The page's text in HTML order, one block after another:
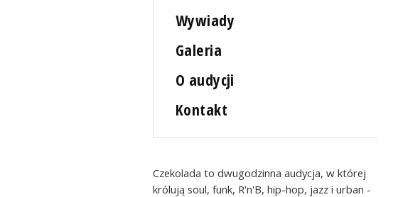
Wywiady
Galeria
O audycji
Kontakt
Czekolada to dwugodzinna audycja, w której
królują soul, funk, R'n'B, hip-hop, jazz i urban -